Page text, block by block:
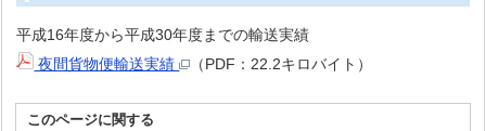
平成16年度から平成30年度までの輸送実績
夜間貨物便輸送実績
（PDF：22.2キロバイト）
このページに関する